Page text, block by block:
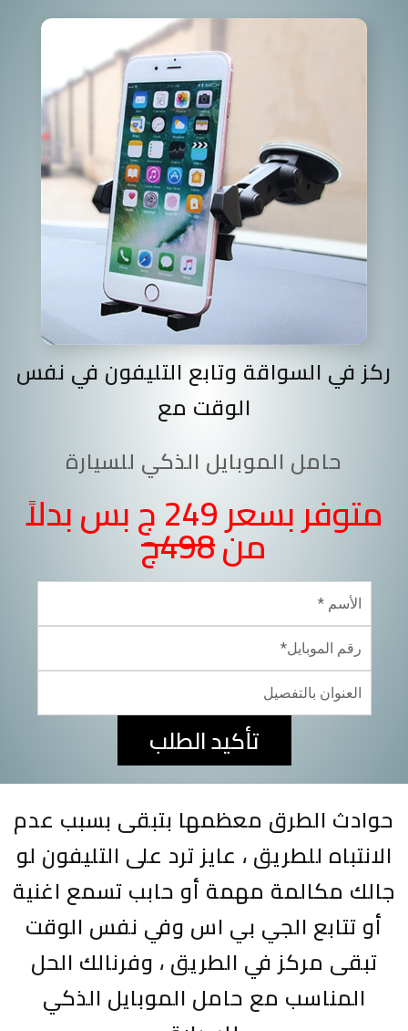
ركز في السواقة وتابع التليفون في نفس
الوقت مع
حامل الموبايل الذكي للسيارة
متوفر بسعر 249 ج بس بدلاً
من498ج
تأكيد الطلب
حوادث الطرق معظمها بتبقى بسبب عدم
الانتباه للطريق ، عايز ترد على التليفون لو
جالك مكالمة مهمة أو حابب تسمع اغنية
أو تتابع الجي بي اس وفي نفس الوقت
تبقى مركز في الطريق ، وفرنالك الحل
المناسب مع حامل الموبايل الذكي